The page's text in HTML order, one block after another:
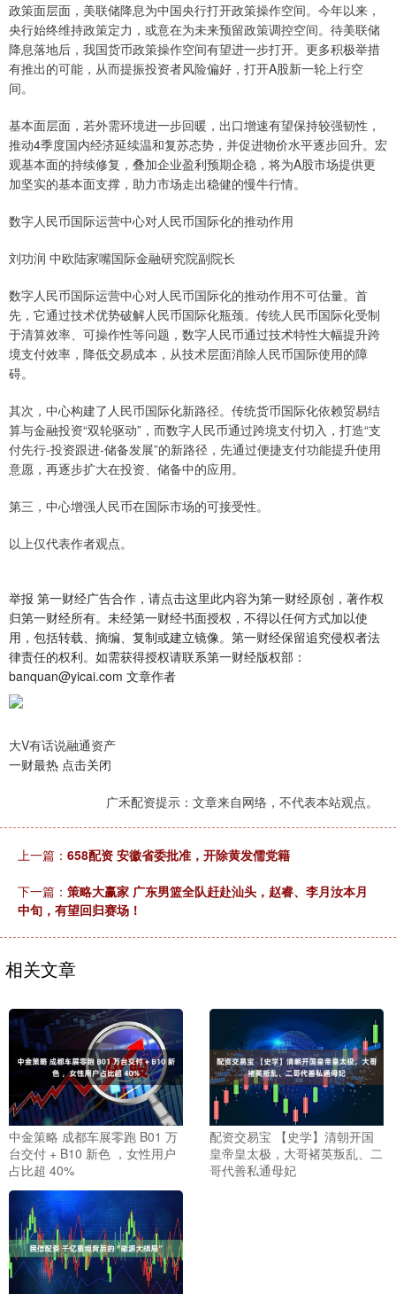
政策面层面，美联储降息为中国央行打开政策操作空间。今年以来，
央行始终维持政策定力，或意在为未来预留政策调控空间。待美联储
降息落地后，我国货币政策操作空间有望进一步打开。更多积极举措
有推出的可能，从而提振投资者风险偏好，打开A股新一轮上行空
间。
基本面层面，若外需环境进一步回暖，出口增速有望保持较强韧性，
推动4季度国内经济延续温和复苏态势，并促进物价水平逐步回升。宏
观基本面的持续修复，叠加企业盈利预期企稳，将为A股市场提供更
加坚实的基本面支撑，助力市场走出稳健的慢牛行情。
数字人民币国际运营中心对人民币国际化的推动作用
刘功润 中欧陆家嘴国际金融研究院副院长
数字人民币国际运营中心对人民币国际化的推动作用不可估量。首
先，它通过技术优势破解人民币国际化瓶颈。传统人民币国际化受制
于清算效率、可操作性等问题，数字人民币通过技术特性大幅提升跨
境支付效率，降低交易成本，从技术层面消除人民币国际使用的障
碍。
其次，中心构建了人民币国际化新路径。传统货币国际化依赖贸易结
算与金融投资“双轮驱动”，而数字人民币通过跨境支付切入，打造“支
付先行-投资跟进-储备发展”的新路径，先通过便捷支付功能提升使用
意愿，再逐步扩大在投资、储备中的应用。
第三，中心增强人民币在国际市场的可接受性。
以上仅代表作者观点。
举报 第一财经广告合作，请点击这里此内容为第一财经原创，著作权
归第一财经所有。未经第一财经书面授权，不得以任何方式加以使
用，包括转载、摘编、复制或建立镜像。第一财经保留追究侵权者法
律责任的权利。如需获得授权请联系第一财经版权部：
banquan@yicai.com 文章作者
大V有话说融通资产
一财最热 点击关闭
广禾配资提示：文章来自网络，不代表本站观点。
上一篇： 658配资 安徽省委批准，开除黄发儒党籍
下一篇： 策略大赢家 广东男篮全队赶赴汕头，赵睿、李月汝本月
中旬，有望回归赛场！
相关文章
中金策略 成都车展零跑 B01 万
台交付 + B10 新色 ，女性用户
占比超 40%
配资交易宝 【史学】清朝开国
皇帝皇太极，大哥褚英叛乱、二
哥代善私通母妃